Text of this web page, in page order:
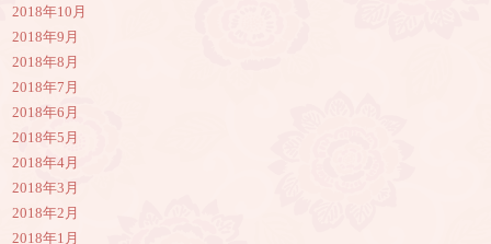
2018年10月
2018年9月
2018年8月
2018年7月
2018年6月
2018年5月
2018年4月
2018年3月
2018年2月
2018年1月